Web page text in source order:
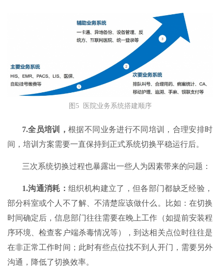
图5 医院业务系统搭建顺序
7.全员培训 ，根据不同业务进行不同培训，合理安排时
间，培训方案需要一直保持到正式系统切换平稳运行后。
三次系统切换过程也暴露出一些人为因素带来的问题：
1.沟通消耗 ：组织机构建立了，但各部门都缺乏经验，
部分科室或个人不了解、不清楚应该做什么。比如：在切换
时间确定后，信息部门往往需要在晚上工作（如提前安装程
序环境、检查客户端杀毒情况等），到达相关点位时往往是
在非正常工作时间；此时有些点位找不到人开门，需要另外
沟通，降低了切换效率。